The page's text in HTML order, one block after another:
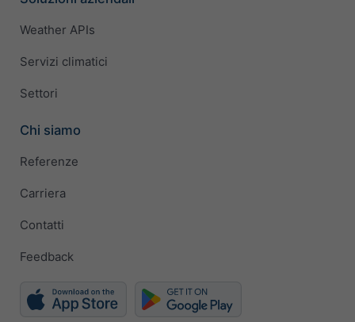
Weather APIs
Servizi climatici
Settori
Chi siamo
Referenze
Carriera
Contatti
Feedback